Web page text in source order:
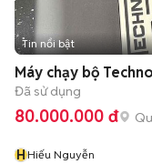
Tin nổi bật
Máy chạy bộ
Đã sử dụng
80.000.000 đ
HHiếu Nguyễn